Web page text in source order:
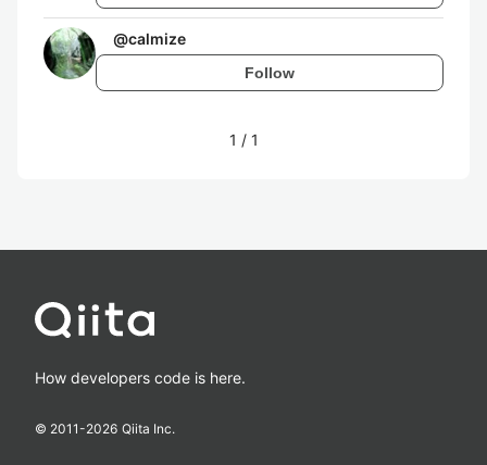
@calmize
Follow
1 / 1
How developers code is here.
© 2011-2026 Qiita Inc.